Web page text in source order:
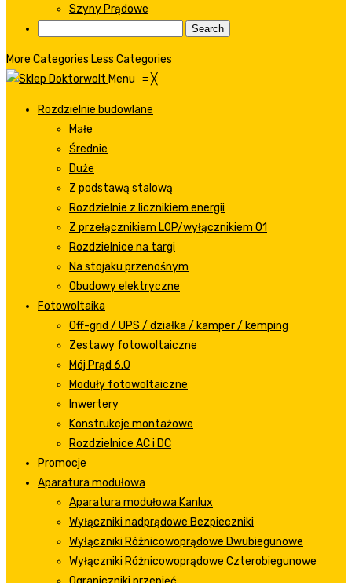
Szyny Prądowe
More Categories Less Categories
Menu ≡╳
Rozdzielnie budowlane
Małe
Średnie
Duże
Z podstawą stalową
Rozdzielnie z licznikiem energii
Z przełącznikiem LOP/wyłącznikiem 01
Rozdzielnice na targi
Na stojaku przenośnym
Obudowy elektryczne
Fotowoltaika
Off-grid / UPS / działka / kamper / kemping
Zestawy fotowoltaiczne
Mój Prąd 6.0
Moduły fotowoltaiczne
Inwertery
Konstrukcje montażowe
Rozdzielnice AC i DC
Promocje
Aparatura modułowa
Aparatura modułowa Kanlux
Wyłączniki nadprądowe Bezpieczniki
Wyłączniki Różnicowoprądowe Dwubiegunowe
Wyłączniki Różnicowoprądowe Czterobiegunowe